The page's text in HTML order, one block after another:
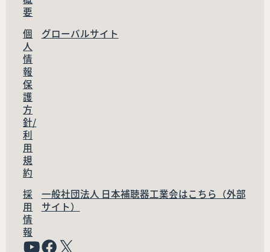
要
個
人
情
報
保
護
方
針/
利
用
規
約
グローバルサイト
採
用
情
報
一般社団法人 日本補聴器工業会はこちら（外部
サイト）